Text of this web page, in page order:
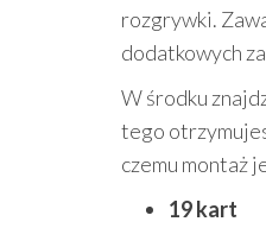
rozgrywki.
dodatkowych
W środku
tego
czemu montaż
19 kart